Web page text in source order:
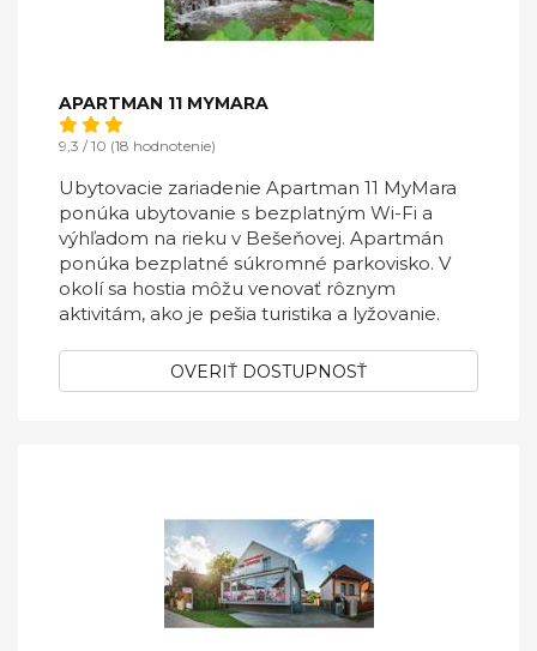
APARTMAN 11 MYMARA
9,3 / 10 (18 hodnotenie)
Ubytovacie zariadenie Apartman 11 MyMara
ponúka ubytovanie s bezplatným Wi-Fi a
výhľadom na rieku v Bešeňovej. Apartmán
ponúka bezplatné súkromné parkovisko. V
okolí sa hostia môžu venovať rôznym
aktivitám, ako je pešia turistika a lyžovanie.
OVERIŤ DOSTUPNOSŤ